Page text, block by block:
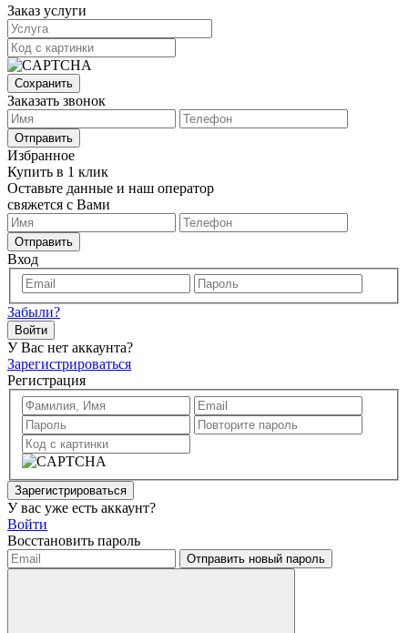
Заказ услуги
Сохранить
Заказать звонок
Отправить
Избранное
Купить в 1 клик
Оставьте данные и наш оператор
свяжется с Вами
Отправить
Вход
Забыли?
Войти
У Вас нет аккаунта?
Зарегистрироваться
Регистрация
Зарегистрироваться
У вас уже есть аккаунт?
Войти
Восстановить пароль
Отправить новый пароль